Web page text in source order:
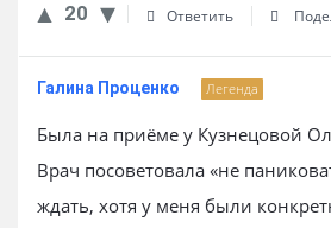
20 Ответить
Галина Проценко Легенда
Была на приёме у Кузнецовой
Врач посоветовала «не
ждать, хотя у меня были